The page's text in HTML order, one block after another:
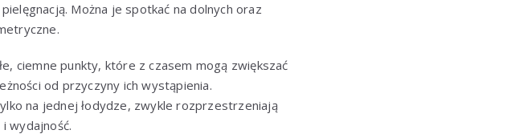
Można je spotkać na dolnych oraz
ciemne punkty, które z czasem mogą zwiększać
od przyczyny ich wystąpienia.
na jednej łodydze, zwykle rozprzestrzeniają
wydajność.